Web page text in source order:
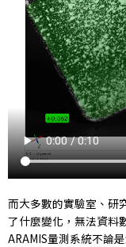
而大多數的實驗室、研
了什麼變化，無法資料
ARAMIS量測系統不論